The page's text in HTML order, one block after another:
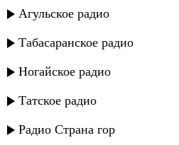
Агульское радио
Табасаранское радио
Ногайское радио
Татское радио
Радио Страна гор
Гульнара Гаджиева - Новая